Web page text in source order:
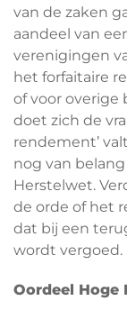
van de zaken
aandeel van
verenigingen
het forfaitaire
of voor overige
doet zich de
rendement’
nog van
Herstelwet.
de orde of het
dat bij een
wordt vergoed.
Oordeel Hoge